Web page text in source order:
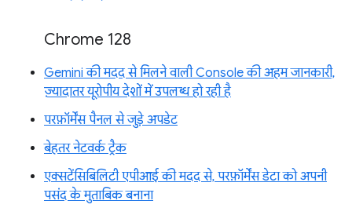
Chrome 128
Gemini की मदद से मिलने वाली Console की अहम जानकारी,
ज़्यादातर यूरोपीय देशों में उपलब्ध हो रही है
परफ़ॉर्मेंस पैनल से जुड़े अपडेट
बेहतर नेटवर्क ट्रैक
एक्सटेंसिबिलिटी एपीआई की मदद से, परफ़ॉर्मेंस डेटा को अपनी
पसंद के मुताबिक बनाना